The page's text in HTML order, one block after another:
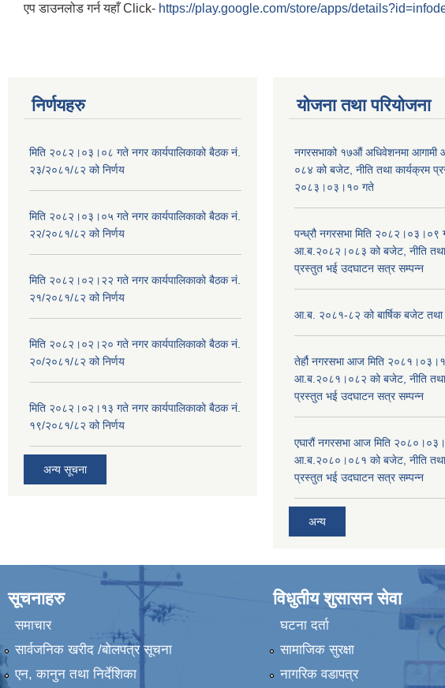
एप डाउनलोड गर्न यहाँ Click- https://play.google.com/store/apps/
निर्णयहरु
मिति २०८२।०३।०८ गते नगर कार्यपालिकाको बैठक नं.
२३/२०८१/८२ को निर्णय
मिति २०८२।०३।०५ गते नगर कार्यपालिकाको बैठक नं.
२२/२०८१/८२ को निर्णय
मिति २०८२।०२।२२ गते नगर कार्यपालिकाको बैठक नं.
२१/२०८१/८२ को निर्णय
मिति २०८२।०२।२० गते नगर कार्यपालिकाको बैठक नं.
२०/२०८१/८२ को निर्णय
मिति २०८२।०२।१३ गते नगर कार्यपालिकाको बैठक नं.
१९/२०८१/८२ को निर्णय
अन्य सूचना
योजना तथा परियोजना
नगरसभाको १७औं अधिवेशनमा
०८४ को बजेट, नीति तथा कार्यक्रम
२०८३।०३।१० गते
पन्ध्रौ नगरसभा मिति २०८२।०३।०९
आ.ब.२०८२।०८३ को बजेट, नीति तथा
प्रस्तुत भई उदघाटन सत्र सम्पन्न
आ.ब. २०८१-८२ को बार्षिक बजेट तथा
तेर्हौ नगरसभा आज मिति
आ.ब.२०८१।०८२ को बजेट, नीति तथा
प्रस्तुत भई उदघाटन सत्र सम्पन्न
एघारौं नगरसभा आज मिति
आ.ब.२०८०।०८१ को बजेट, नीति तथा
प्रस्तुत भई उदघाटन सत्र सम्पन्न
अन्य
सूचनाहरु
समाचार
सार्वजनिक खरीद /बोलपत्र सूचना
एन, कानुन तथा निर्देशिका
विधुतीय शुसासन सेवा
घटना दर्ता
सामाजिक सुरक्षा
नागरिक वडापत्र